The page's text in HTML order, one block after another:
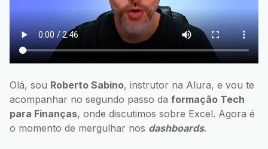
Olá, sou Roberto Sabino, instrutor na Alura, e vou te
acompanhar no segundo passo da formação Tech
para Finanças, onde discutimos sobre Excel. Agora é
o momento de mergulhar nos dashboards.